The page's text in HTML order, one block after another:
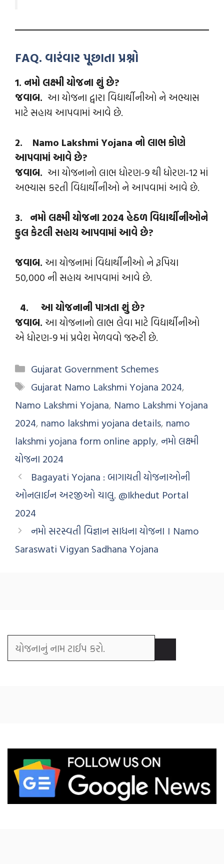
FAQ. વારંવાર પૂછાતા પ્રશ્નો
1. નમો લક્ષ્મી યોજના શું છે?
જવાબ. આ યોજના દ્વારા વિદ્યાર્થીનીઓ ને અભ્યાસ
માટે સહાય આપવામાં આવે છે.
2. Namo Lakshmi Yojana નો લાભ કોણે
આપવામાં આવે છે?
જવાબ. આ યોજનાનો લાભ ધોરણ-9 થી ધોરણ-12 માં
અભ્યાસ કરતી વિદ્યાર્થીનીઓ ને આપવામાં આવે છે.
3. નમો લક્ષ્મી યોજના 2024 હેઠળ વિદ્યાર્થીનીઓને
કુલ કેટલી સહાય આપવામાં આવે છે?
જવાબ. આ યોજનામાં વિદ્યાર્થીનીઓ ને રૂપિયા
50,000 ની સહાય આપવામાં આવે છે.
4. આ યોજનાની પાત્રતા શું છે?
જવાબ. આ યોજનાનો લાભ લેવા માટે વિદ્યાર્થીનીઓ
એ ધોરણ-9 માં પ્રવેશ મેળવવો જરુરી છે.
Gujarat Government Schemes
Gujarat Namo Lakshmi Yojana 2024,
Namo Lakshmi Yojana, Namo Lakshmi Yojana
2024, namo lakshmi yojana details, namo
lakshmi yojana form online apply, નમો લક્ષ્મી
યોજના 2024
Bagayati Yojana : બાગાયતી યોજનાઓની
ઓનલાઈન અરજીઓ ચાલુ. @Ikhedut Portal
2024
નમો સરસ્વતી વિજ્ઞાન સાધના યોજના । Namo
Saraswati Vigyan Sadhana Yojana